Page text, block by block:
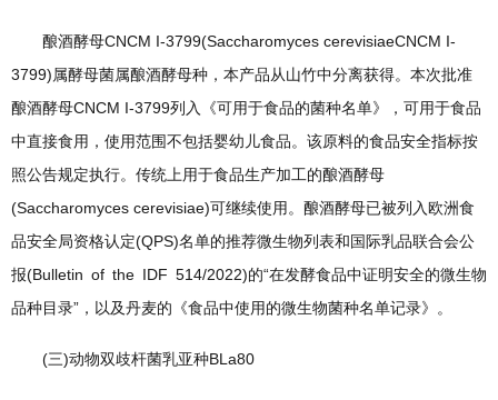
酿酒酵母CNCM I-3799(Saccharomyces cerevisiaeCNCM I-
3799)属酵母菌属酿酒酵母种，本产品从山竹中分离获得。本次批准
酿酒酵母CNCM I-3799列入《可用于食品的菌种名单》，可用于食品
中直接食用，使用范围不包括婴幼儿食品。该原料的食品安全指标按
照公告规定执行。传统上用于食品生产加工的酿酒酵母
(Saccharomyces cerevisiae)可继续使用。酿酒酵母已被列入欧洲食
品安全局资格认定(QPS)名单的推荐微生物列表和国际乳品联合会公
报(Bulletin of the IDF 514/2022)的“在发酵食品中证明安全的微生物
品种目录”，以及丹麦的《食品中使用的微生物菌种名单记录》。
(三)动物双歧杆菌乳亚种BLa80